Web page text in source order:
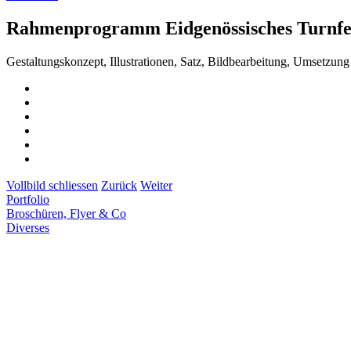
Rahmenprogramm Eidgenössisches
Gestaltungskonzept, Illustrationen, Satz, Bildbearbeitung, Umsetzung
Vollbild schliessen Zurück Weiter
Portfolio
Broschüren, Flyer & Co
Diverses